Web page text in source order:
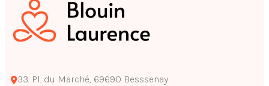
33. Pl. du Marché, 69690 Besssenay